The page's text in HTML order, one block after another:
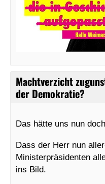
Machtverzicht
der Demokratie?
Das hätte uns nun
Dass der Herr nun
Ministerpräsidenten
ins Bild.